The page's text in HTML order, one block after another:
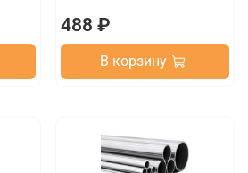
488 ₽
В корзину